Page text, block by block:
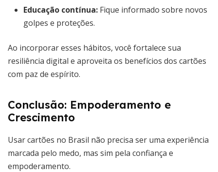
Educação contínua: Fique informado sobre novos
golpes e proteções.
Ao incorporar esses hábitos, você fortalece sua
resiliência digital e aproveita os benefícios dos cartões
com paz de espírito.
Conclusão: Empoderamento e
Crescimento
Usar cartões no Brasil não precisa ser uma experiência
marcada pelo medo, mas sim pela confiança e
empoderamento.